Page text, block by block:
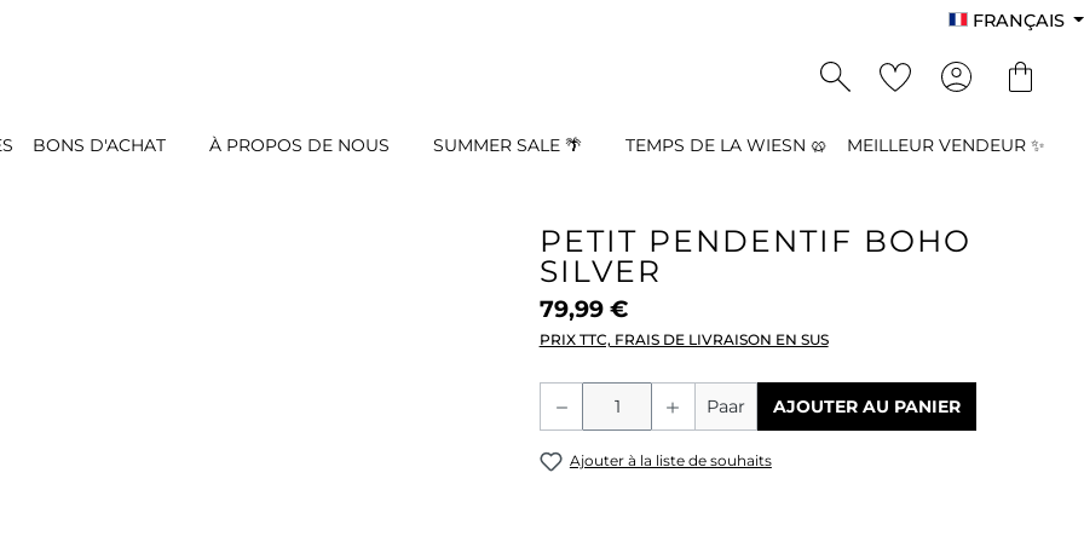
FRANÇAIS
BONS D'ACHAT À PROPOS DE NOUS SUMMER SALE 🌴 TEMPS DE LA WIESN 🥨 MEILLEUR VENDEUR ✨
PETIT PENDENTIF BOHO
SILVER
79,99 €
PRIX TTC, FRAIS DE LIVRAISON EN SUS
Quantité de produit : Entrez la
Paar AJOUTER AU PANIER
Ajouter à la liste de souhaits